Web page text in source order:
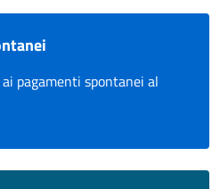
pagamenti spontanei al